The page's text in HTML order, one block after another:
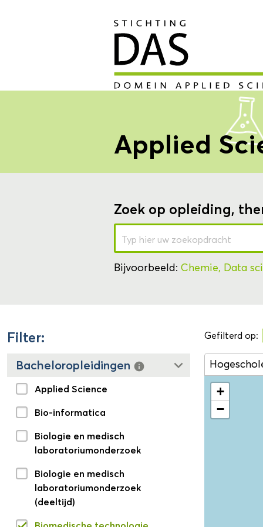
Applied
Zoek op opleiding,
Bijvoorbeeld: Chemie, Data
Filter:
Bacheloropleidingen info keyboard_arrow_down
Applied Science
Bio-informatica
Biologie en medisch
laboratoriumonderzoek
Biologie en medisch
laboratoriumonderzoek
(deeltijd)
Gefilterd op:
+
−